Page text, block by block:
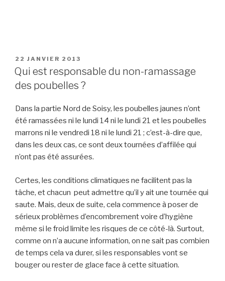
PUBLIÉ
LE
22 JANVIER 2013
Qui est responsable du non-ramassage
des poubelles ?
Dans la partie Nord de Soisy, les poubelles jaunes n’ont
été ramassées ni le lundi 14 ni le lundi 21 et les poubelles
marrons ni le vendredi 18 ni le lundi 21 ; c’est-à-dire que,
dans les deux cas, ce sont deux tournées d’affilée qui
n’ont pas été assurées.
Certes, les conditions climatiques ne facilitent pas la
tâche, et chacun peut admettre qu’il y ait une tournée qui
saute. Mais, deux de suite, cela commence à poser de
sérieux problèmes d’encombrement voire d’hygiène
même si le froid limite les risques de ce côté-là. Surtout,
comme on n’a aucune information, on ne sait pas combien
de temps cela va durer, si les responsables vont se
bouger ou rester de glace face à cette situation.